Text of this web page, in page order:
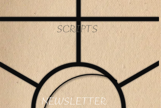
SCRIPTS
NEWSLETTER